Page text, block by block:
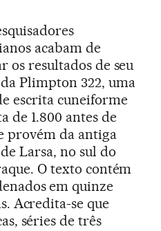
acabam de
os resultados de seu
Plimpton 322, uma
escrita cuneiforme
de 1.800 antes de
provém da antiga
Larsa, no sul do
O texto contém
em quinze
Acredita-se que
séries de três